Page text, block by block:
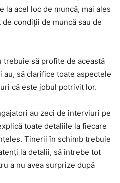
la acel loc de muncă, mai ales
condiții de muncă sau de
să profite de această
au, să clarifice toate aspectele
că este jobul potrivit lor.
au zeci de interviuri pe
toate detaliile la fiecare
Tinerii în schimb trebuie
la detalii, să întrebe tot
a nu avea surprize după